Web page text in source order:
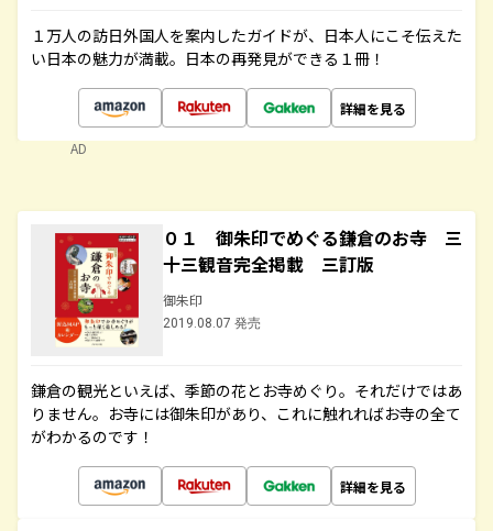
１万人の訪日外国人を案内したガイドが、日本人にこそ伝えた
い日本の魅力が満載。日本の再発見ができる１冊！
詳細を見る
AD
０１ 御朱印でめぐる鎌倉のお寺 三
十三観音完全掲載 三訂版
御朱印
2019.08.07 発売
鎌倉の観光といえば、季節の花とお寺めぐり。それだけではあ
りません。お寺には御朱印があり、これに触れればお寺の全て
がわかるのです！
詳細を見る